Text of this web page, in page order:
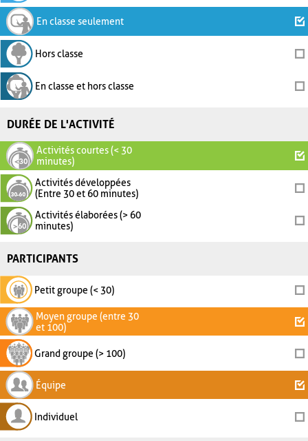
En classe seulement
Hors classe
En classe et hors classe
DURÉE DE L'ACTIVITÉ
Activités courtes (< 30
minutes)
Activités développées
(Entre 30 et 60 minutes)
Activités élaborées (> 60
minutes)
PARTICIPANTS
Petit groupe (< 30)
Moyen groupe (entre 30
et 100)
Grand groupe (> 100)
Équipe
Individuel